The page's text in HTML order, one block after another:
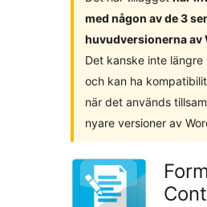
med någon av de 3
huvudversionerna av
Det kanske inte längre
och kan ha
när det används
nyare versioner av